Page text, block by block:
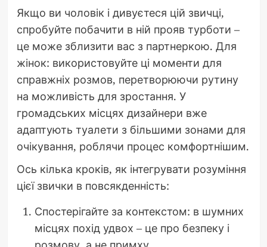
Якщо ви чоловік і дивуєтеся цій звичці,
спробуйте побачити в ній прояв турботи –
це може зблизити вас з партнеркою. Для
жінок: використовуйте ці моменти для
справжніх розмов, перетворюючи рутину
на можливість для зростання. У
громадських місцях дизайнери вже
адаптують туалети з більшими зонами для
очікування, роблячи процес комфортнішим.
Ось кілька кроків, як інтегрувати розуміння
цієї звички в повсякденність:
Спостерігайте за контекстом: в шумних
місцях похід удвох – це про безпеку і